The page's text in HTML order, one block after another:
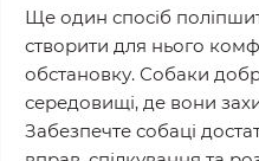
Ще один спосіб
створити для нього
обстановку. Собаки
середовищі, де вони
Забезпечте собаці